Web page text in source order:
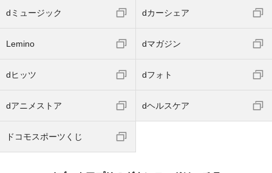
dミュージック dカーシェア
Lemino dマガジン
dヒッツ dフォト
dアニメストア dヘルスケア
ドコモスポーツくじ